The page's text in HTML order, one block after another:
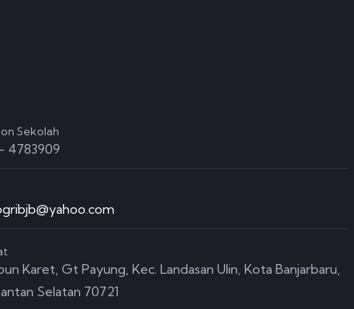
Sekolah
4783909
Karet, Gt Payung, Kec. Landasan Ulin, Kota Banjarbaru,
Selatan 70721